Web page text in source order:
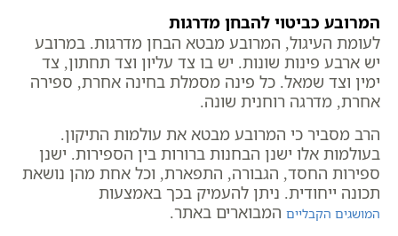
המרובע כביטוי להבחן מדרגות
לעומת העיגול, המרובע מבטא הבחן מדרגות. במרובע
יש ארבע פינות שונות. יש בו צד עליון וצד תחתון, צד
ימין וצד שמאל. כל פינה מסמלת בחינה אחרת, ספירה
אחרת, מדרגה רוחנית שונה.
הרב מסביר כי המרובע מבטא את עולמות התיקון.
בעולמות אלו ישנן הבחנות ברורות בין הספירות. ישנן
ספירות החסד, הגבורה, התפארת, וכל אחת מהן נושאת
תכונה ייחודית. ניתן להעמיק בכך באמצעות
המושגים הקבליים המבוארים באתר.